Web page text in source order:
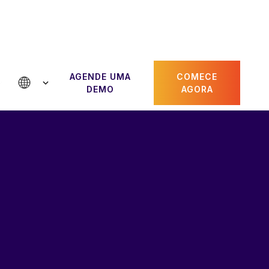
AGENDE UMA
DEMO
COMECE
AGORA